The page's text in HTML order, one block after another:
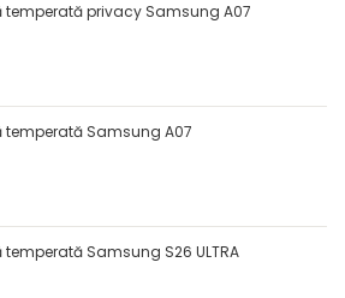
temperată privacy Samsung A07
temperată Samsung A07
temperată Samsung S26 ULTRA